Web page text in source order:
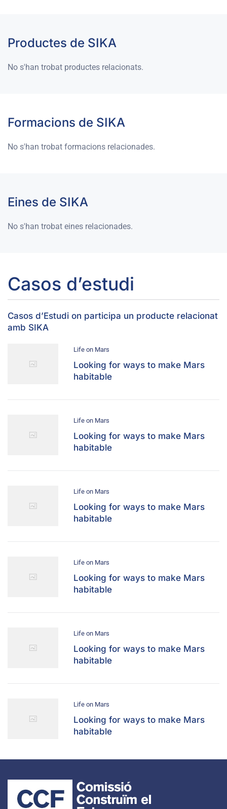
Productes de SIKA
No s'han trobat productes relacionats.
Formacions de SIKA
No s'han trobat formacions relacionades.
Eines de SIKA
No s'han trobat eines relacionades.
Casos d’estudi
Casos d’Estudi on participa un producte relacionat
amb SIKA
Life on Mars
Looking for ways to make Mars
habitable
Life on Mars
Looking for ways to make Mars
habitable
Life on Mars
Looking for ways to make Mars
habitable
Life on Mars
Looking for ways to make Mars
habitable
Life on Mars
Looking for ways to make Mars
habitable
Life on Mars
Looking for ways to make Mars
habitable